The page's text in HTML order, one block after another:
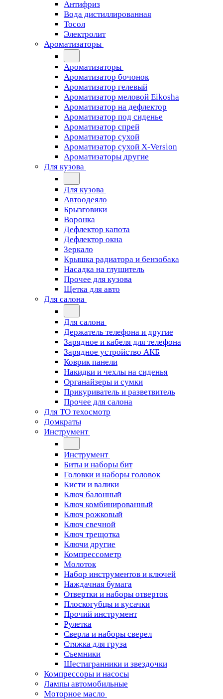
Антифриз
Вода дистиллированная
Тосол
Электролит
Ароматизаторы
Ароматизаторы
Ароматизатор бочонок
Ароматизатор гелевый
Ароматизатор меловой Eikosha
Ароматизатор на дефлектор
Ароматизатор под сиденье
Ароматизатор спрей
Ароматизатор сухой
Ароматизатор сухой X-Version
Ароматизаторы другие
Для кузова
Для кузова
Автоодеяло
Брызговики
Воронка
Дефлектор капота
Дефлектор окна
Зеркало
Крышка радиатора и бензобака
Насадка на глушитель
Прочее для кузова
Щетка для авто
Для салона
Для салона
Держатель телефона и другие
Зарядное и кабеля для телефона
Зарядное устройство АКБ
Коврик панели
Накидки и чехлы на сиденья
Органайзеры и сумки
Прикуриватель и разветвитель
Прочее для салона
Для ТО техосмотр
Домкраты
Инструмент
Инструмент
Биты и наборы бит
Головки и наборы головок
Кисти и валики
Ключ балонный
Ключ комбинированный
Ключ рожковый
Ключ свечной
Ключ трещотка
Ключи другие
Компрессометр
Молоток
Набор инструментов и ключей
Наждачная бумага
Отвертки и наборы отверток
Плоскогубцы и кусачки
Прочий инструмент
Рулетка
Сверла и наборы сверел
Стяжка для груза
Съемники
Шестигранники и звездочки
Компрессоры и насосы
Лампы автомобильные
Моторное масло